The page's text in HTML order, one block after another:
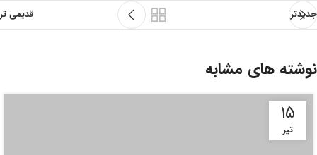
جدیدتر قدیمی تر
نوشته های مشابه
۱۵
تیر